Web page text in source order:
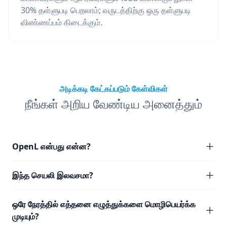
30% தள்ளுபடி பெறலாம்; வருடத்திற்கு ஒரு தள்ளுபடி
விண்ணப்பம் கிடைக்கும்.
அடிக்கடி கேட்கப்படும் கேள்விகள்
நீங்கள் அறிய வேண்டிய அனைத்தும்
OpenL என்பது என்ன?
இந்த செயலி இலவசமா?
ஒரே நேரத்தில் எத்தனை எழுத்துக்களை மொழிபெயர்க்க
முடியும்?